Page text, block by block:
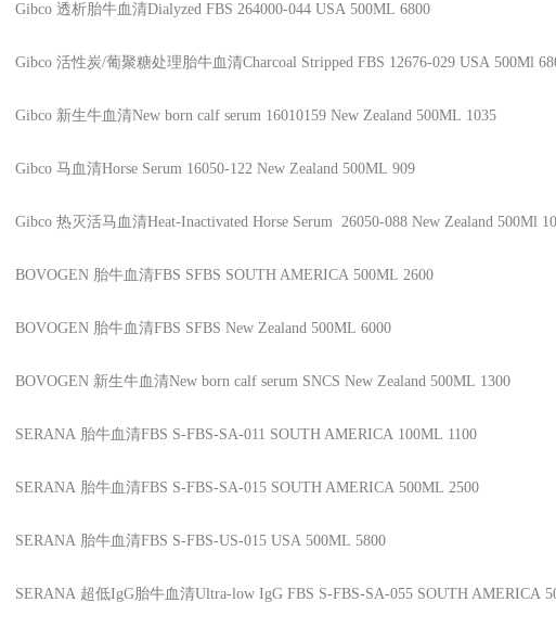
Gibco 透析胎牛血清Dialyzed FBS 264000-044 USA 500ML 6800
Gibco 活性炭/葡聚糖处理胎牛血清Charcoal Stripped FBS 12676-029 USA 500Ml
Gibco 新生牛血清New born calf serum 16010159 New Zealand 500ML 1035
Gibco 马血清Horse Serum 16050-122 New Zealand 500ML 909
Gibco 热灭活马血清Heat-Inactivated Horse Serum 26050-088 New Zealand 500Ml
BOVOGEN 胎牛血清FBS SFBS SOUTH AMERICA 500ML 2600
BOVOGEN 胎牛血清FBS SFBS New Zealand 500ML 6000
BOVOGEN 新生牛血清New born calf serum SNCS New Zealand 500ML 1300
SERANA 胎牛血清FBS S-FBS-SA-011 SOUTH AMERICA 100ML 1100
SERANA 胎牛血清FBS S-FBS-SA-015 SOUTH AMERICA 500ML 2500
SERANA 胎牛血清FBS S-FBS-US-015 USA 500ML 5800
SERANA 超低IgG胎牛血清Ultra-low IgG FBS S-FBS-SA-055 SOUTH AMERICA